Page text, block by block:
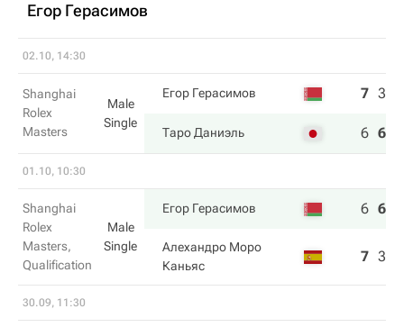
Егор Герасимов
02.10, 14:30
Shanghai
Rolex
Masters
Male
Single
Егор Герасимов 7 3
Таро Даниэль 6 6
01.10, 10:30
Shanghai
Rolex
Masters,
Qualification
Male
Single
Егор Герасимов 6 6
Алехандро Моро
Каньяс
7 3
30.09, 11:30